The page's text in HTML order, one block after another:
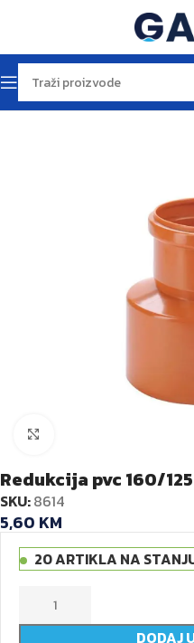
Početna Vodomaterijal
Redukcija pvc 160/125
SKU:8614
5,60 KM
20 ARTIKLA NA
DODAJ